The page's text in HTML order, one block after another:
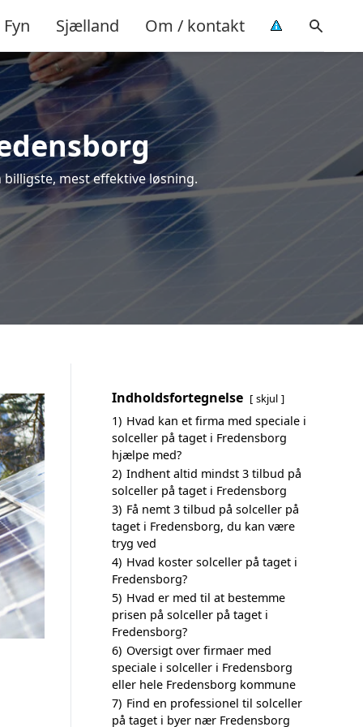
Fyn Sjælland Om / kontakt
mest effektive løsning.
Indholdsfortegnelse skjul
1) Hvad kan et firma med speciale i
solceller på taget i Fredensborg
hjælpe med?
2) Indhent altid mindst 3 tilbud på
solceller på taget i Fredensborg
3) Få nemt 3 tilbud på solceller på
taget i Fredensborg, du kan være
tryg ved
4) Hvad koster solceller på taget i
Fredensborg?
5) Hvad er med til at bestemme
prisen på solceller på taget i
Fredensborg?
6) Oversigt over firmaer med
speciale i solceller i Fredensborg
eller hele Fredensborg kommune
7) Find en professionel til solceller
på taget i byer nær Fredensborg